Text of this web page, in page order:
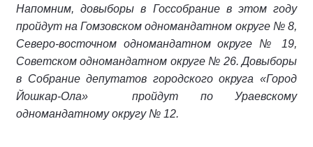
Напомним, довыборы в Госсобрание в этом году
пройдут на Гомзовском одномандатном округе № 8,
Северо-восточном одномандатном округе № 19,
Советском одномандатном округе № 26. Довыборы
в Собрание депутатов городского округа «Город
Йошкар-Ола» пройдут по Ураевскому
одномандатному округу № 12.